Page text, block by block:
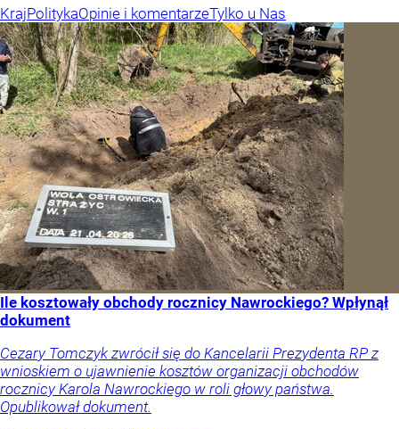
KrajPolitykaOpinie i komentarzeTylko u Nas
Ile kosztowały obchody rocznicy Nawrockiego? Wpłynął
dokument
Cezary Tomczyk zwrócił się do Kancelarii Prezydenta RP z
wnioskiem o ujawnienie kosztów organizacji obchodów
rocznicy Karola Nawrockiego w roli głowy państwa.
Opublikował dokument.